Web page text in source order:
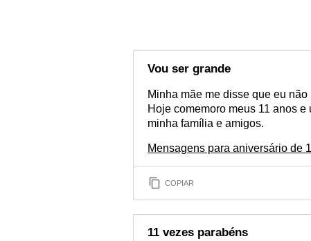
Vou ser grande
Minha mãe me disse que eu
Hoje comemoro meus 11 anos
minha família e amigos.
Mensagens para aniversário de
COPIAR
11 vezes parabéns